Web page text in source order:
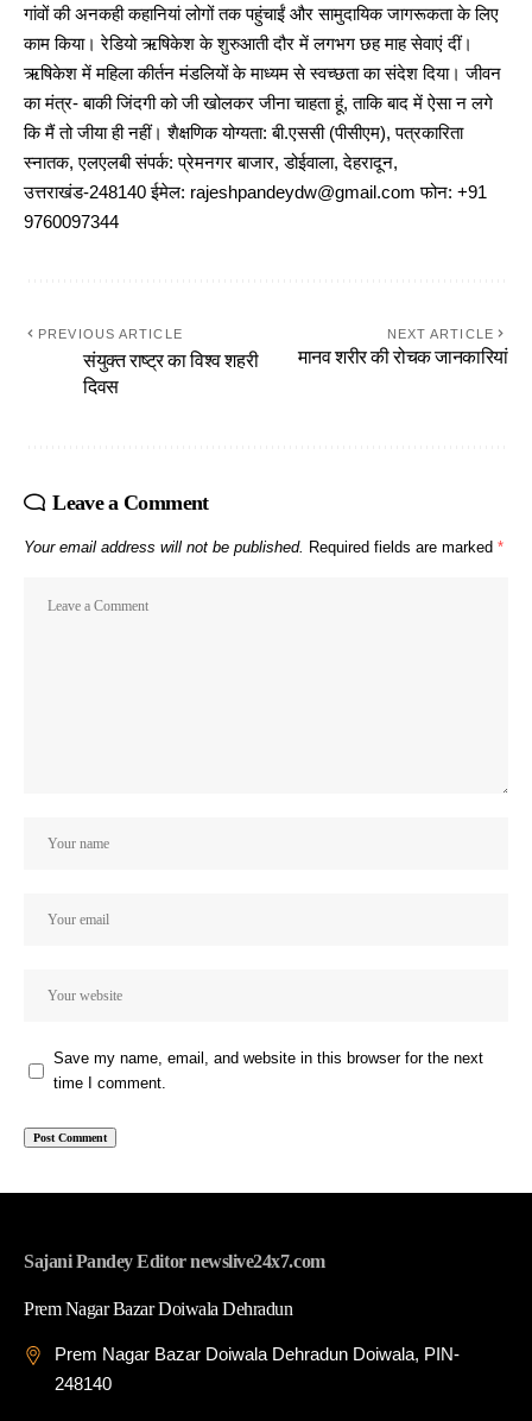
गांवों की अनकही कहानियां लोगों तक पहुंचाईं और सामुदायिक जागरूकता के लिए
काम किया। रेडियो ऋषिकेश के शुरुआती दौर में लगभग छह माह सेवाएं दीं।
ऋषिकेश में महिला कीर्तन मंडलियों के माध्यम से स्वच्छता का संदेश दिया। जीवन
का मंत्र- बाकी जिंदगी को जी खोलकर जीना चाहता हूं, ताकि बाद में ऐसा न लगे
कि मैं तो जीया ही नहीं। शैक्षणिक योग्यता: बी.एससी (पीसीएम), पत्रकारिता
स्नातक, एलएलबी संपर्क: प्रेमनगर बाजार, डोईवाला, देहरादून,
उत्तराखंड-248140 ईमेल: rajeshpandeydw@gmail.com फोन: +91
9760097344
PREVIOUS ARTICLE
संयुक्त राष्ट्र का विश्व शहरी
दिवस
NEXT ARTICLE
मानव शरीर की रोचक जानकारियां
Leave a Comment
Your email address will not be published. Required fields are marked *
Save my name, email, and website in this browser for the next
time I comment.
Sajani Pandey Editor newslive24x7.com
Prem Nagar Bazar Doiwala Dehradun
Prem Nagar Bazar Doiwala Dehradun Doiwala, PIN-
248140